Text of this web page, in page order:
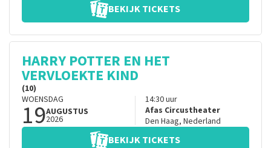
BEKIJK TICKETS
HARRY POTTER EN HET
VERVLOEKTE KIND
(10)
WOENSDAG
19AUGUSTUS
2026
14:30uur
Afas Circustheater
Den Haag, Nederland
BEKIJK TICKETS